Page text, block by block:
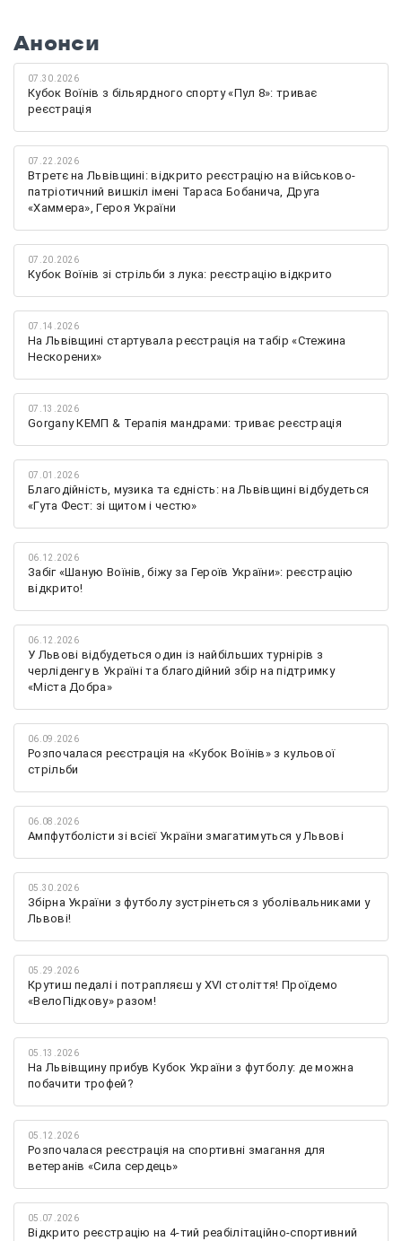
Анонси
07.30.2026
Кубок Воїнів з більярдного спорту «Пул 8»: триває
реєстрація
07.22.2026
Втретє на Львівщині: відкрито реєстрацію на військово-
патріотичний вишкіл імені Тараса Бобанича, Друга
«Хаммера», Героя України
07.20.2026
Кубок Воїнів зі стрільби з лука: реєстрацію відкрито
07.14.2026
На Львівщині стартувала реєстрація на табір «Стежина
Нескорених»
07.13.2026
Gorgany КЕМП & Терапія мандрами: триває реєстрація
07.01.2026
Благодійність, музика та єдність: на Львівщині відбудеться
«Гута Фест: зі щитом і честю»
06.12.2026
Забіг «Шаную Воїнів, біжу за Героїв України»: реєстрацію
відкрито!
06.12.2026
У Львові відбудеться один із найбільших турнірів з
черліденгу в Україні та благодійний збір на підтримку
«Міста Добра»
06.09.2026
Розпочалася реєстрація на «Кубок Воїнів» з кульової
стрільби
06.08.2026
Ампфутболісти зі всієї України змагатимуться у Львові
05.30.2026
Збірна України з футболу зустрінеться з уболівальниками у
Львові!
05.29.2026
Крутиш педалі і потрапляєш у XVI століття! Проїдемо
«ВелоПідкову» разом!
05.13.2026
На Львівщину прибув Кубок України з футболу: де можна
побачити трофей?
05.12.2026
Розпочалася реєстрація на спортивні змагання для
ветеранів «Сила сердець»
05.07.2026
Відкрито реєстрацію на 4-тий реабілітаційно-спортивний